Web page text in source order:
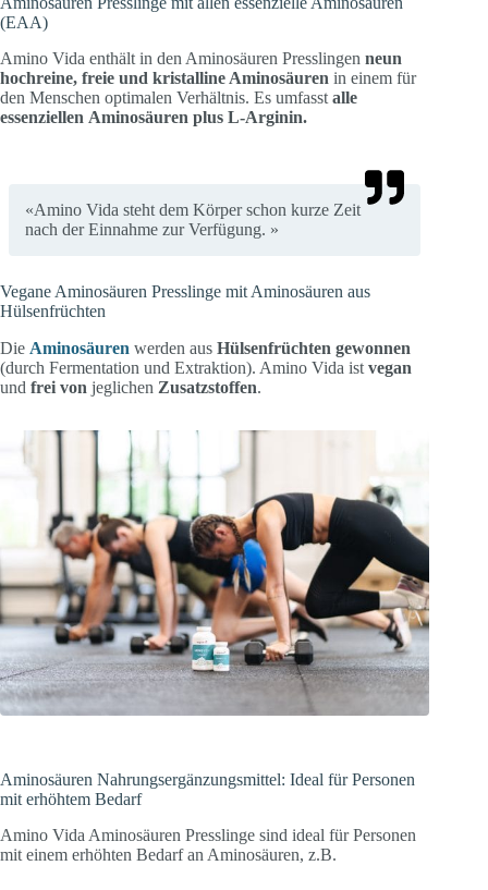
(EAA)
Amino Vida enthält in den Aminosäuren Presslingen neun
hochreine, freie und kristalline Aminosäuren in einem für
den Menschen optimalen Verhältnis. Es umfasst alle
essenziellen Aminosäuren plus L-Arginin.
«Amino Vida steht dem Körper schon kurze Zeit
nach der Einnahme zur Verfügung. »
Vegane Aminosäuren Presslinge mit Aminosäuren aus
Hülsenfrüchten
Die Aminosäuren werden aus Hülsenfrüchten gewonnen
(durch Fermentation und Extraktion). Amino Vida ist vegan
und frei von jeglichen Zusatzstoffen.
Aminosäuren Nahrungsergänzungsmittel: Ideal für Personen
mit erhöhtem Bedarf
Amino Vida Aminosäuren Presslinge sind ideal für Personen
mit einem erhöhten Bedarf an Aminosäuren, z.B.